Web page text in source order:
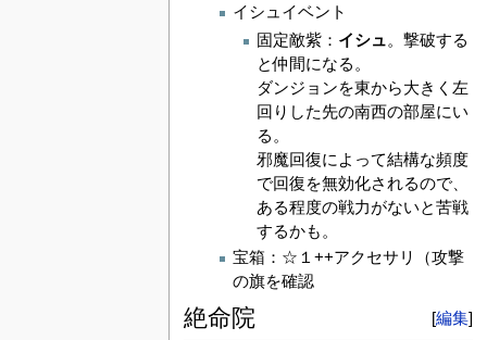
イシュイベント
固定敵紫： イシュ。撃破する
と仲間になる。
ダンジョンを東から大きく左
回りした先の南西の部屋にい
る。
邪魔回復によって結構な頻度
で回復を無効化されるので、
ある程度の戦力がないと苦戦
するかも。
宝箱：☆１++アクセサリ（攻撃
の旗を確認
[編集]
絶命院